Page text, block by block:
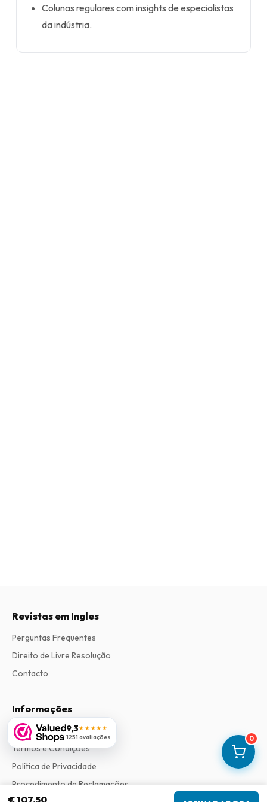
0
Colunas regulares com insights de especialistas
da indústria.
€ 107,50
9,3★★★★★
1251 avaliações
Revistas em Ingles
Perguntas Frequentes
Direito de Livre Resolução
Contacto
Informações
Sobre Nós
Termos e Condições
Política de Privacidade
Procedimento de Reclamações